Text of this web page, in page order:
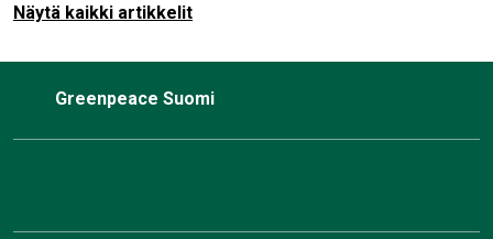
Näytä kaikki artikkelit
Greenpeace Suomi